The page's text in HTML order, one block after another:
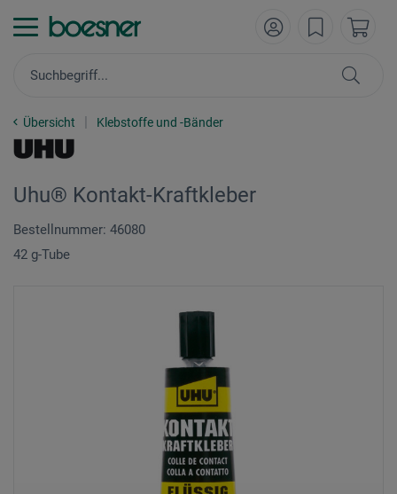
Übersicht Klebstoffe und -Bänder
Uhu® Kontakt-Kraftkleber
Bestellnummer: 46080
42 g-Tube